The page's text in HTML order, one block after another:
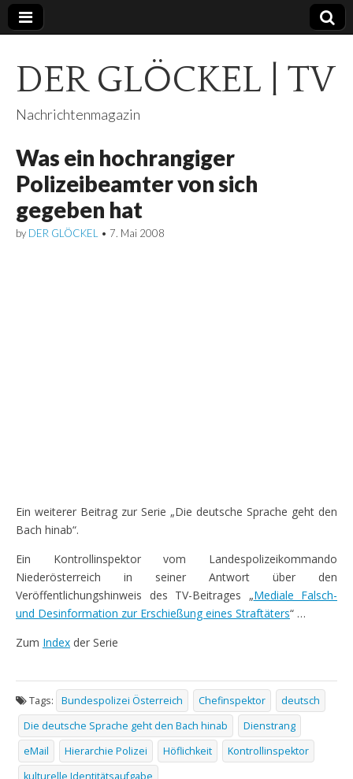
DER GLÖCKEL | TV
Nachrichtenmagazin
Was ein hochrangiger
Polizeibeamter von sich
gegeben hat
by DER GLÖCKEL • 7. Mai 2008
Ein weiterer Beitrag zur Serie „Die deutsche Sprache geht den
Bach hinab“.
Ein Kontrollinspektor vom Landespolizeikommando
Niederösterreich in seiner Antwort über den
Veröffentlichungshinweis des TV-Beitrages „Mediale Falsch-
und Desinformation zur Erschießung eines Straftäters“ …
Zum Index der Serie
Tags: Bundespolizei Österreich Chefinspektor
deutsch
Die deutsche Sprache geht den Bach hinab
Dienstrang
eMail
Hierarchie Polizei Höflichkeit
Kontrollinspektor
kulturelle Identitätsaufgabe